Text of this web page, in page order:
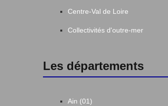
Centre-Val de Loire
Collectivités d'outre-mer
Les départements
Ain (01)